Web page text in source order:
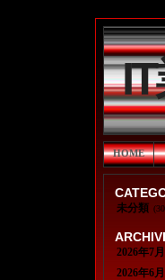
HOME
未分類
2026年7月
2026年6月